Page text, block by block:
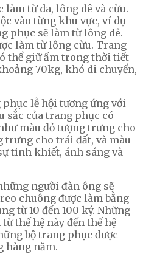
từ da, lông dê và cừu.
vào từng khu vực, ví dụ
phục sẽ làm từ lông dê.
làm từ lông cừu. Trang
thể giữ ấm trong thời tiết
70kg, khó di chuyển,
lễ hội tương ứng với
sắc của trang phục có
màu đỏ tượng trưng cho
trưng cho trái đất, và màu
tinh khiết, ánh sáng và
người đàn ông sẽ
chuông được làm bằng
từ 10 đến 100 ký. Những
thế hệ này đến thế hệ
bộ trang phục được
hàng năm.